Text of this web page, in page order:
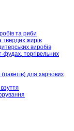
та риби
твердих жирів
виробів
фудах, торгівельних
для харчових